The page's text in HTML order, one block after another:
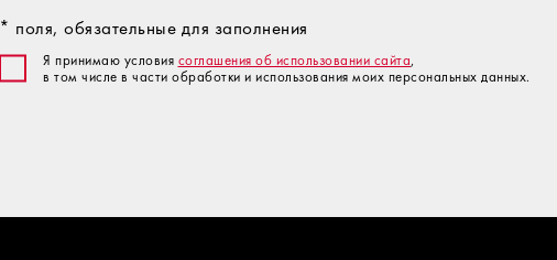
* поля, обязательные для заполнения
Я принимаю условия соглашения об использовании сайта,
в том числе в части обработки и использования моих персональных данных.